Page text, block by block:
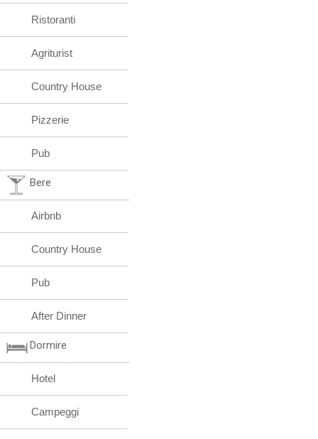
Ristoranti
Agriturist
Country House
Pizzerie
Pub
Bere
Airbnb
Country House
Pub
After Dinner
Dormire
Hotel
Campeggi